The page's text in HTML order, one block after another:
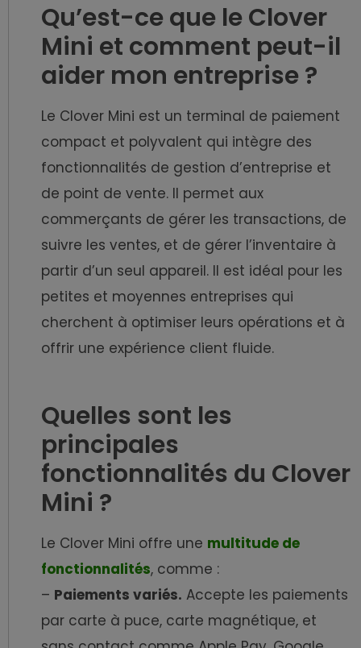
Qu’est-ce que le Clover
Mini et comment peut-il
aider mon entreprise ?
Le Clover Mini est un terminal de paiement
compact et polyvalent qui intègre des
fonctionnalités de gestion d’entreprise et
de point de vente. Il permet aux
commerçants de gérer les transactions, de
suivre les ventes, et de gérer l’inventaire à
partir d’un seul appareil. Il est idéal pour les
petites et moyennes entreprises qui
cherchent à optimiser leurs opérations et à
offrir une expérience client fluide.
Quelles sont les
principales
fonctionnalités du Clover
Mini ?
Le Clover Mini offre une multitude de
fonctionnalités, comme :
– Paiements variés. Accepte les paiements
par carte à puce, carte magnétique, et